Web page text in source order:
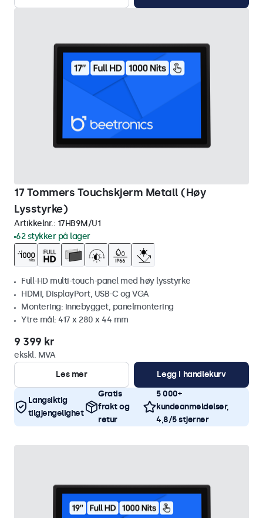
17 Tommers Touchskjerm Metall (Høy
Lysstyrke)
Artikkelnr.: 17HB9M/U1
62 stykker på lager
Full-HD multi-touch-panel med høy lysstyrke
HDMI, DisplayPort, USB-C og VGA
Montering: innebygget, panelmontering
Ytre mål: 417 x 280 x 44 mm
9 399 kr
ekskl. MVA
Les mer
Legg i handlekurv
Langsiktig
tilgjengelighet
Gratis
frakt og
retur
5 000+
kundeanmeldelser,
4,8/5 stjerner